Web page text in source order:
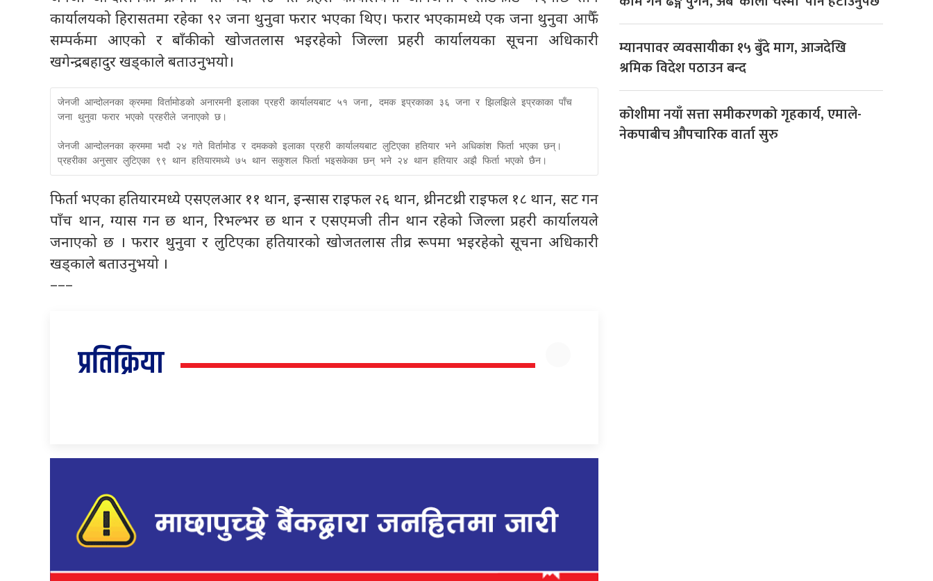
कार्यालयको हिरासतमा रहेका ९२ जना थुनुवा फरार भएका थिए। फरार भएकामध्ये एक जना थुनुवा आफैँ
सम्पर्कमा आएको र बाँकीको खोजतलास भइरहेको जिल्ला प्रहरी कार्यालयका सूचना अधिकारी
खगेन्द्रबहादुर खड्काले बताउनुभयो।
जेनजी आन्दोलनका क्रममा विर्तामोडको अनारमनी इलाका प्रहरी कार्यालयबाट ५१ जना, दमक इप्रकाका ३६ जना र झिलझिले इप्रकाका पाँच
जना थुनुवा फरार भएको प्रहरीले जनाएको छ।
जेनजी आन्दोलनका क्रममा भदौ २४ गते विर्तामोड र दमकको इलाका प्रहरी कार्यालयबाट लुटिएका हतियार भने अधिकांश फिर्ता भएका छन्।
प्रहरीका अनुसार लुटिएका ९९ थान हतियारमध्ये ७५ थान सकुशल फिर्ता भइसकेका छन् भने २४ थान हतियार अझै फिर्ता भएको छैन।
फिर्ता भएका हतियारमध्ये एसएलआर ११ थान, इन्सास राइफल २६ थान, थ्रीनटथ्री राइफल १८ थान, सट गन
पाँच थान, ग्यास गन छ थान, रिभल्भर छ थान र एसएमजी तीन थान रहेको जिल्ला प्रहरी कार्यालयले
जनाएको छ । फरार थुनुवा र लुटिएका हतियारको खोजतलास तीव्र रूपमा भइरहेको सूचना अधिकारी
खड्काले बताउनुभयो ।
–––
प्रतिक्रिया
म्यानपावर व्यवसायीका १५ बुँदे माग, आजदेखि
श्रमिक विदेश पठाउन बन्द
कोशीमा नयाँ सत्ता समीकरणको गृहकार्य, एमाले-
नेकपाबीच औपचारिक वार्ता सुरु